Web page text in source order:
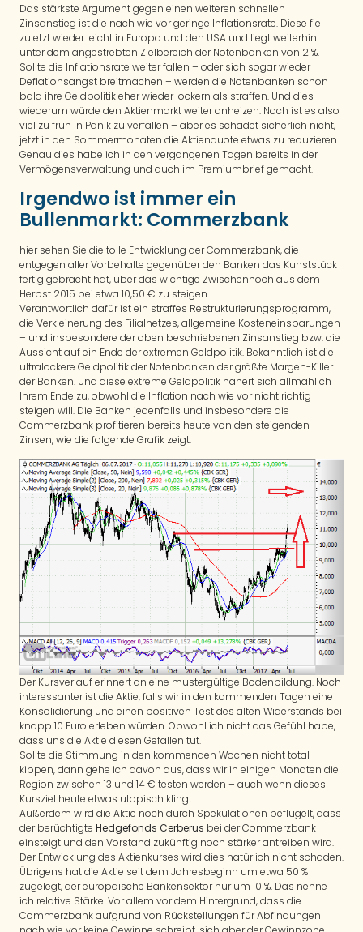
Das stärkste Argument gegen einen weiteren schnellen
Zinsanstieg ist die nach wie vor geringe Inflationsrate. Diese fiel
zuletzt wieder leicht in Europa und den USA und liegt weiterhin
unter dem angestrebten Zielbereich der Notenbanken von 2 %.
Sollte die Inflationsrate weiter fallen – oder sich sogar wieder
Deflationsangst breitmachen – werden die Notenbanken schon
bald ihre Geldpolitik eher wieder lockern als straffen. Und dies
wiederum würde den Aktienmarkt weiter anheizen. Noch ist es also
viel zu früh in Panik zu verfallen – aber es schadet sicherlich nicht,
jetzt in den Sommermonaten die Aktienquote etwas zu reduzieren.
Genau dies habe ich in den vergangenen Tagen bereits in der
Vermögensverwaltung und auch im Premiumbrief gemacht.
Irgendwo ist immer ein
Bullenmarkt: Commerzbank
hier sehen Sie die tolle Entwicklung der Commerzbank, die
entgegen aller Vorbehalte gegenüber den Banken das Kunststück
fertig gebracht hat, über das wichtige Zwischenhoch aus dem
Herbst 2015 bei etwa 10,50 € zu steigen.
Verantwortlich dafür ist ein straffes Restrukturierungsprogramm,
die Verkleinerung des Filialnetzes, allgemeine Kosteneinsparungen
– und insbesondere der oben beschriebenen Zinsanstieg bzw. die
Aussicht auf ein Ende der extremen Geldpolitik. Bekanntlich ist die
ultralockere Geldpolitik der Notenbanken der größte Margen-Killer
der Banken. Und diese extreme Geldpolitik nähert sich allmählich
Ihrem Ende zu, obwohl die Inflation nach wie vor nicht richtig
steigen will. Die Banken jedenfalls und insbesondere die
Commerzbank profitieren bereits heute von den steigenden
Zinsen, wie die folgende Grafik zeigt.
Der Kursverlauf erinnert an eine mustergültige Bodenbildung. Noch
interessanter ist die Aktie, falls wir in den kommenden Tagen eine
Konsolidierung und einen positiven Test des alten Widerstands bei
knapp 10 Euro erleben würden. Obwohl ich nicht das Gefühl habe,
dass uns die Aktie diesen Gefallen tut.
Sollte die Stimmung in den kommenden Wochen nicht total
kippen, dann gehe ich davon aus, dass wir in einigen Monaten die
Region zwischen 13 und 14 € testen werden – auch wenn dieses
Kursziel heute etwas utopisch klingt.
Außerdem wird die Aktie noch durch Spekulationen beflügelt, dass
der berüchtigte Hedgefonds Cerberus bei der Commerzbank
einsteigt und den Vorstand zukünftig noch stärker antreiben wird.
Der Entwicklung des Aktienkurses wird dies natürlich nicht schaden.
Übrigens hat die Aktie seit dem Jahresbeginn um etwa 50 %
zugelegt, der europäische Bankensektor nur um 10 %. Das nenne
ich relative Stärke. Vor allem vor dem Hintergrund, dass die
Commerzbank aufgrund von Rückstellungen für Abfindungen